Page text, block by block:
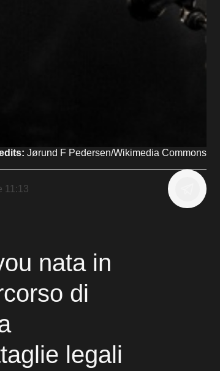
Jørund F Pedersen/Wikimedia Commons
11:13
nata in
di
legali